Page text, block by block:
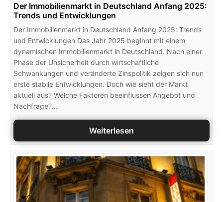
Der Immobilienmarkt in Deutschland Anfang 2025:
Trends und Entwicklungen
Der Immobilienmarkt in Deutschland Anfang 2025: Trends
und Entwicklungen Das Jahr 2025 beginnt mit einem
dynamischen Immobilienmarkt in Deutschland. Nach einer
Phase der Unsicherheit durch wirtschaftliche
Schwankungen und veränderte Zinspolitik zeigen sich nun
erste stabile Entwicklungen. Doch wie sieht der Markt
aktuell aus? Welche Faktoren beeinflussen Angebot und
Nachfrage?...
Weiterlesen